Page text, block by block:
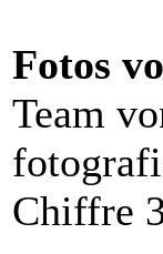
Fotos
Team
Chiffre